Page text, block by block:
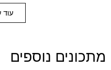
עוד
מתכונים נוספים